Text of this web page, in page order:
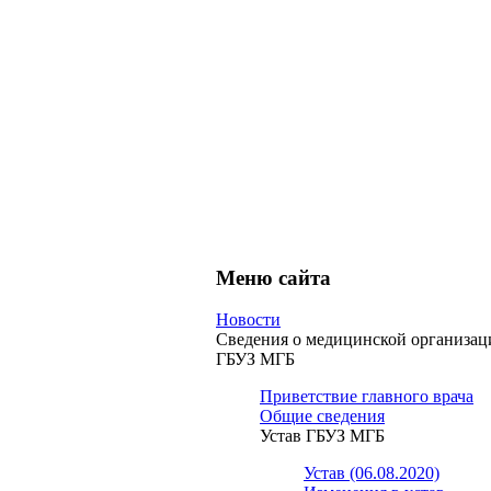
Меню сайта
Новости
Сведения о медицинской
ГБУЗ МГБ
Приветствие главного врача
Общие сведения
Устав ГБУЗ МГБ
Устав (06.08.2020)